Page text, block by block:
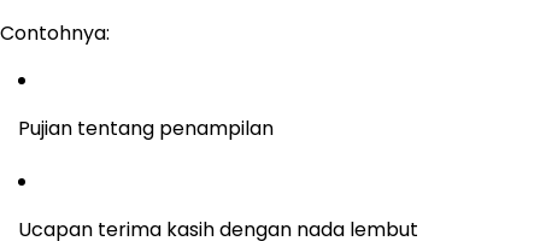
Contohnya:
Pujian tentang penampilan
Ucapan terima kasih dengan nada lembut